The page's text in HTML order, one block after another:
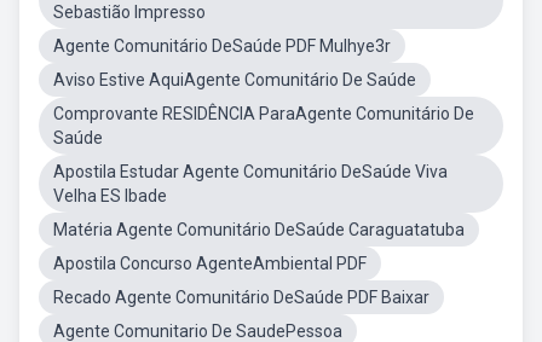
Sebastião Impresso
Agente Comunitário DeSaúde PDF Mulhye3r
Aviso Estive AquiAgente Comunitário De Saúde
Comprovante RESIDÊNCIA ParaAgente Comunitário De
Saúde
Apostila Estudar Agente Comunitário DeSaúde Viva
Velha ES Ibade
Matéria Agente Comunitário DeSaúde Caraguatatuba
Apostila Concurso AgenteAmbiental PDF
Recado Agente Comunitário DeSaúde PDF Baixar
Agente Comunitario De SaudePessoa